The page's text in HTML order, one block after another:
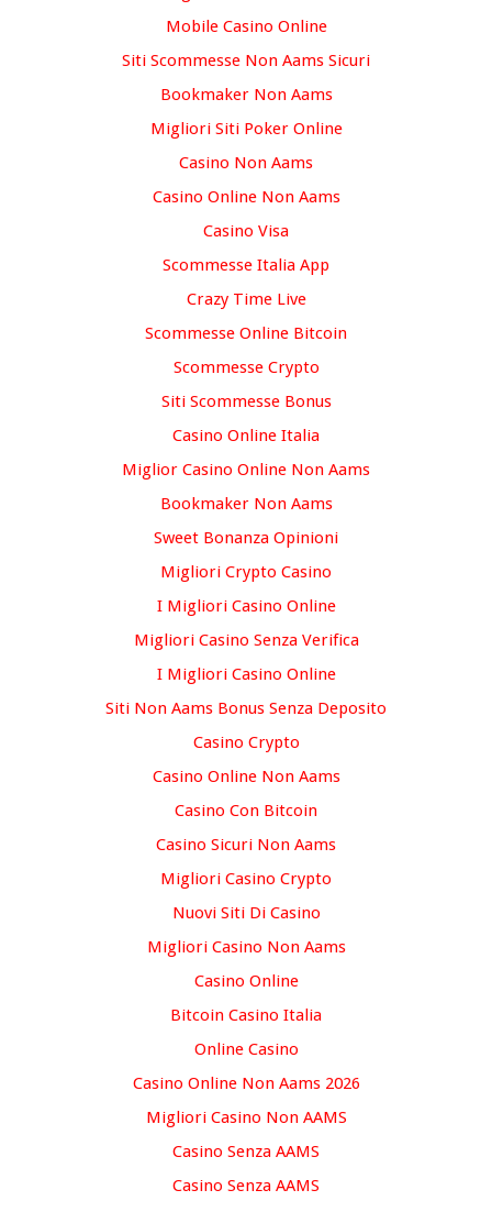
Mobile Casino Online
Siti Scommesse Non Aams Sicuri
Bookmaker Non Aams
Migliori Siti Poker Online
Casino Non Aams
Casino Online Non Aams
Casino Visa
Scommesse Italia App
Crazy Time Live
Scommesse Online Bitcoin
Scommesse Crypto
Siti Scommesse Bonus
Casino Online Italia
Miglior Casino Online Non Aams
Bookmaker Non Aams
Sweet Bonanza Opinioni
Migliori Crypto Casino
I Migliori Casino Online
Migliori Casino Senza Verifica
I Migliori Casino Online
Siti Non Aams Bonus Senza Deposito
Casino Crypto
Casino Online Non Aams
Casino Con Bitcoin
Casino Sicuri Non Aams
Migliori Casino Crypto
Nuovi Siti Di Casino
Migliori Casino Non Aams
Casino Online
Bitcoin Casino Italia
Online Casino
Casino Online Non Aams 2026
Migliori Casino Non AAMS
Casino Senza AAMS
Casino Senza AAMS